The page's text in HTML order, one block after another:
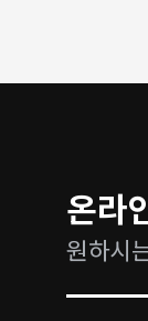
온라
원하시